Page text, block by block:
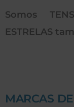
Somos
ESTRELAS
MARCAS